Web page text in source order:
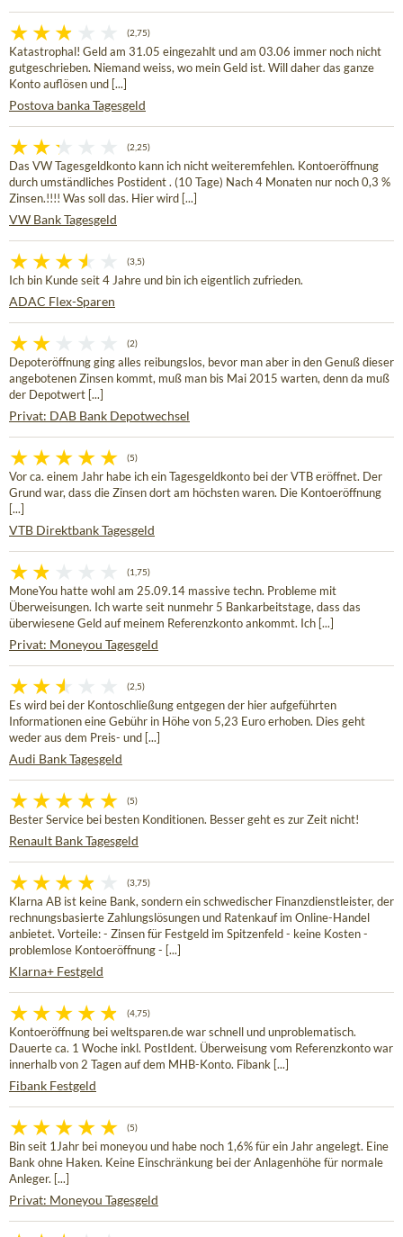
(2,75)
Katastrophal! Geld am 31.05 eingezahlt und am 03.06 immer noch nicht
gutgeschrieben. Niemand weiss, wo mein Geld ist. Will daher das ganze
Konto auflösen und [...]
Postova banka Tagesgeld
(2,25)
Das VW Tagesgeldkonto kann ich nicht weiteremfehlen. Kontoeröffnung
durch umständliches Postident . (10 Tage) Nach 4 Monaten nur noch 0,3 %
Zinsen.!!!! Was soll das. Hier wird [...]
VW Bank Tagesgeld
(3,5)
Ich bin Kunde seit 4 Jahre und bin ich eigentlich zufrieden.
ADAC Flex-Sparen
(2)
Depoteröffnung ging alles reibungslos, bevor man aber in den Genuß dieser
angebotenen Zinsen kommt, muß man bis Mai 2015 warten, denn da muß
der Depotwert [...]
Privat: DAB Bank Depotwechsel
(5)
Vor ca. einem Jahr habe ich ein Tagesgeldkonto bei der VTB eröffnet. Der
Grund war, dass die Zinsen dort am höchsten waren. Die Kontoeröffnung
[...]
VTB Direktbank Tagesgeld
(1,75)
MoneYou hatte wohl am 25.09.14 massive techn. Probleme mit
Überweisungen. Ich warte seit nunmehr 5 Bankarbeitstage, dass das
überwiesene Geld auf meinem Referenzkonto ankommt. Ich [...]
Privat: Moneyou Tagesgeld
(2,5)
Es wird bei der Kontoschließung entgegen der hier aufgeführten
Informationen eine Gebühr in Höhe von 5,23 Euro erhoben. Dies geht
weder aus dem Preis- und [...]
Audi Bank Tagesgeld
(5)
Bester Service bei besten Konditionen. Besser geht es zur Zeit nicht!
Renault Bank Tagesgeld
(3,75)
Klarna AB ist keine Bank, sondern ein schwedischer Finanzdienstleister, der
rechnungsbasierte Zahlungslösungen und Ratenkauf im Online-Handel
anbietet. Vorteile: - Zinsen für Festgeld im Spitzenfeld - keine Kosten -
problemlose Kontoeröffnung - [...]
Klarna+ Festgeld
(4,75)
Kontoeröffnung bei weltsparen.de war schnell und unproblematisch.
Dauerte ca. 1 Woche inkl. PostIdent. Überweisung vom Referenzkonto war
innerhalb von 2 Tagen auf dem MHB-Konto. Fibank [...]
Fibank Festgeld
(5)
Bin seit 1Jahr bei moneyou und habe noch 1,6% für ein Jahr angelegt. Eine
Bank ohne Haken. Keine Einschränkung bei der Anlagenhöhe für normale
Anleger. [...]
Privat: Moneyou Tagesgeld